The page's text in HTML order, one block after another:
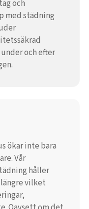
och
med städning
och efter
ökar inte bara
Vår
håller
vilket